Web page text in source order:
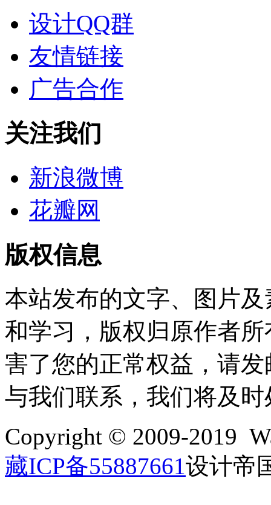
设计QQ群
友情链接
广告合作
关注我们
新浪微博
花瓣网
版权信息
本站发布的文字、图片
和学习，版权归原作者
害了您的正常权益，请发
与我们联系，我们将及时
Copyright © 2009-2019
藏ICP备55887661设计帝